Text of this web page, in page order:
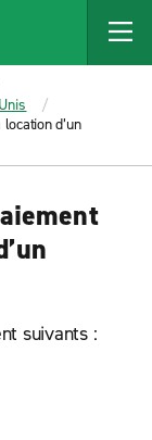
d’un
suivants :